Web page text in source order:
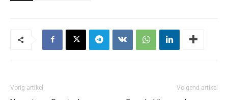
Vorig artikel Volgend artikel